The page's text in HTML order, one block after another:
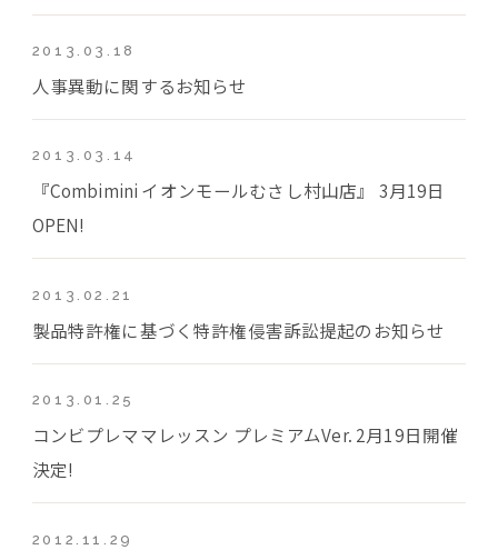
2013.03.18
人事異動に関するお知らせ
2013.03.14
『Combimini イオンモールむさし村山店』 3月19日
OPEN!
2013.02.21
製品特許権に基づく特許権侵害訴訟提起のお知らせ
2013.01.25
コンビプレママレッスン プレミアムVer. 2月19日開催
決定!
2012.11.29